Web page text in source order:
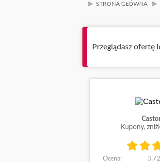
STRONA GŁÓWNA
Przeglądasz ofertę
Kupony,
Ocena: 3.72